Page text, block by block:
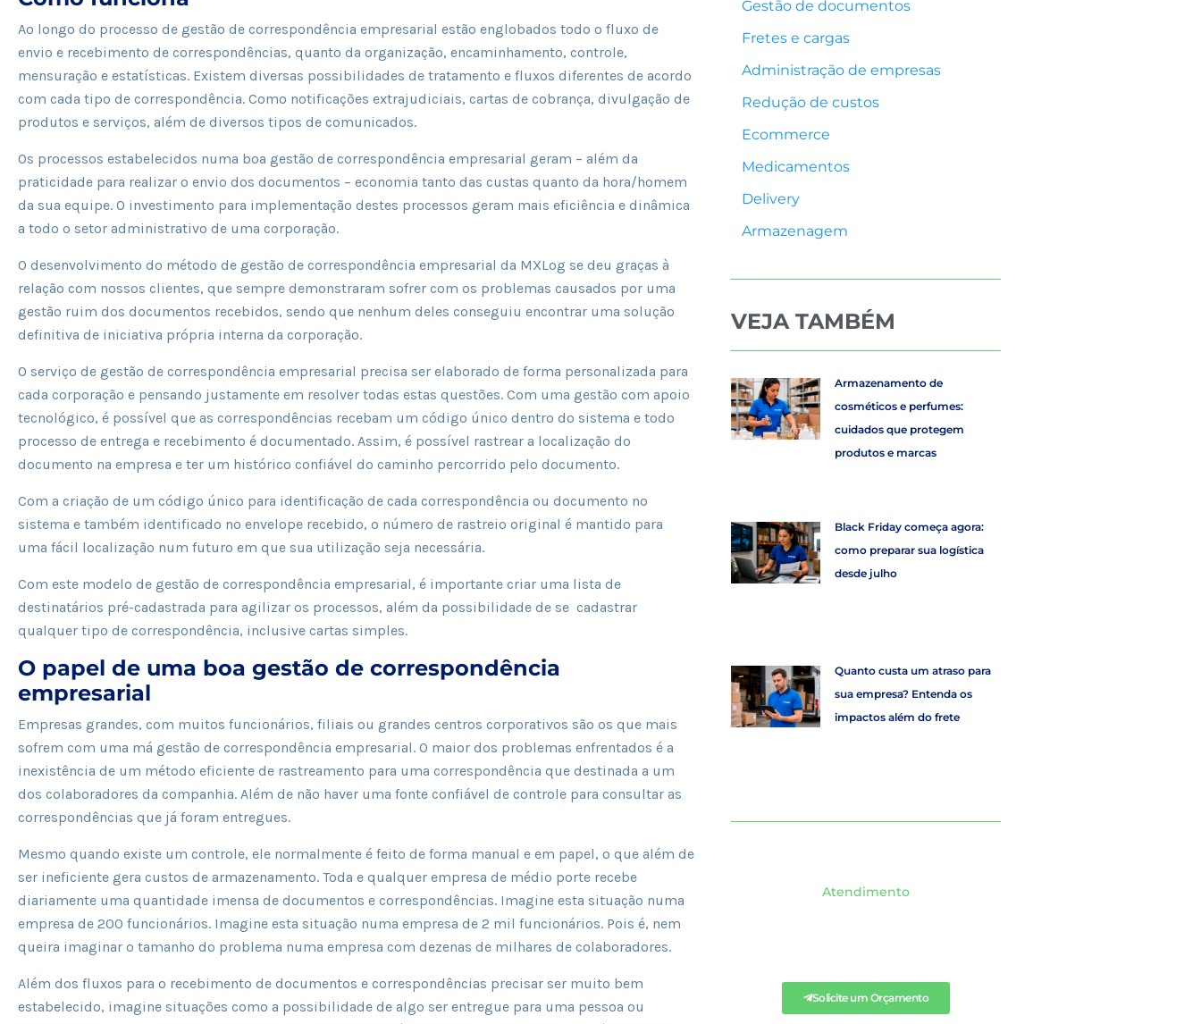
Ao longo do processo de gestão de correspondência empresarial estão englobados todo o fluxo de
envio e recebimento de correspondências, quanto da organização, encaminhamento, controle,
mensuração e estatísticas. Existem diversas possibilidades de tratamento e fluxos diferentes de acordo
com cada tipo de correspondência. Como notificações extrajudiciais, cartas de cobrança, divulgação de
produtos e serviços, além de diversos tipos de comunicados.
Os processos estabelecidos numa boa gestão de correspondência empresarial geram – além da
praticidade para realizar o envio dos documentos – economia tanto das custas quanto da hora/homem
da sua equipe. O investimento para implementação destes processos geram mais eficiência e dinâmica
a todo o setor administrativo de uma corporação.
O desenvolvimento do método de gestão de correspondência empresarial da MXLog se deu graças à
relação com nossos clientes, que sempre demonstraram sofrer com os problemas causados por uma
gestão ruim dos documentos recebidos, sendo que nenhum deles conseguiu encontrar uma solução
definitiva de iniciativa própria interna da corporação.
O serviço de gestão de correspondência empresarial precisa ser elaborado de forma personalizada para
cada corporação e pensando justamente em resolver todas estas questões. Com uma gestão com apoio
tecnológico, é possível que as correspondências recebam um código único dentro do sistema e todo
processo de entrega e recebimento é documentado. Assim, é possível rastrear a localização do
documento na empresa e ter um histórico confiável do caminho percorrido pelo documento.
Com a criação de um código único para identificação de cada correspondência ou documento no
sistema e também identificado no envelope recebido, o número de rastreio original é mantido para
uma fácil localização num futuro em que sua utilização seja necessária.
Com este modelo de gestão de correspondência empresarial, é importante criar uma lista de
destinatários pré-cadastrada para agilizar os processos, além da possibilidade de se cadastrar
qualquer tipo de correspondência, inclusive cartas simples.
O papel de uma boa gestão de correspondência
empresarial
Empresas grandes, com muitos funcionários, filiais ou grandes centros corporativos são os que mais
sofrem com uma má gestão de correspondência empresarial. O maior dos problemas enfrentados é a
inexistência de um método eficiente de rastreamento para uma correspondência que destinada a um
dos colaboradores da companhia. Além de não haver uma fonte confiável de controle para consultar as
correspondências que já foram entregues.
Mesmo quando existe um controle, ele normalmente é feito de forma manual e em papel, o que além de
ser ineficiente gera custos de armazenamento. Toda e qualquer empresa de médio porte recebe
diariamente uma quantidade imensa de documentos e correspondências. Imagine esta situação numa
empresa de 200 funcionários. Imagine esta situação numa empresa de 2 mil funcionários. Pois é, nem
queira imaginar o tamanho do problema numa empresa com dezenas de milhares de colaboradores.
Além dos fluxos para o recebimento de documentos e correspondências precisar ser muito bem
estabelecido, imagine situações como a possibilidade de algo ser entregue para uma pessoa ou
Gestão de documentos
Fretes e cargas
Administração de empresas
Redução de custos
Ecommerce
Medicamentos
Delivery
Armazenagem
VEJA TAMBÉM
Armazenamento de
cosméticos e perfumes:
cuidados que protegem
produtos e marcas
Black Friday começa agora:
como preparar sua logística
desde julho
Quanto custa um atraso para
sua empresa? Entenda os
impactos além do frete
Atendimento
Solicite um Orçamento